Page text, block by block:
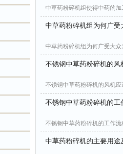
中草药粉碎机组使得中药的
中草药粉碎机组为何广受
中草药粉碎机组为何广受大众
不锈钢中草药粉碎机的风
不锈钢中草药粉碎机的风机
不锈钢中草药粉碎机的工
不锈钢中草药粉碎机的工作流
中草药粉碎机的主要用途